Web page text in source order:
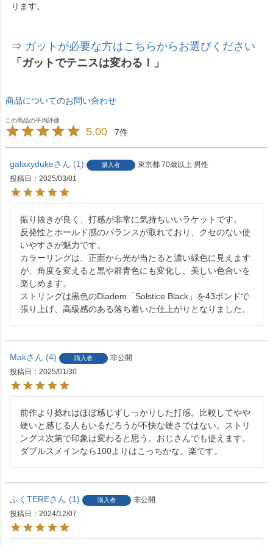
ります。
⇒ ガットが必要な方はこちらからお選びください
「ガットでテニスは変わる！」
商品についてのお問い合わせ
5.00 7
galaxyduke 1 購入者 東京都 70歳以上 男性
投稿日
2025/03/01
振り抜きが良く、打感が非常に気持ちいいラケットです。
反発性とホールド感のバランスが取れており、クセのない使
いやすさが魅力です。
カラーリングは、正面から光が当たると濃い緑色に見えます
が、角度を変えると黒や群青色にも変化し、美しい色合いを
楽しめます。
ストリングは黒色のDiadem「Solstice Black」を43ポンドで
張り上げ、高級感のある落ち着いた仕上がりとなりました。
Mak 4 購入者
非公開
投稿日
2025/01/30
前作より捻れはほぼ感じずしっかりした打感。比較してやや
硬いと感じる人もいるだろうが不快な硬さではない。ストリ
ングス次第で印象は変わると思う。おじさんでも使えます。
ダブルスメインなら100よりはこっちかな。楽です。
ふくTERE 1 購入者
非公開
投稿日
2024/12/07